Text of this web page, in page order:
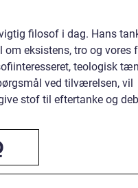
filosof i dag. Hans
eksistens, tro og vores
teologisk
ved tilværelsen, vil
stof til eftertanke og